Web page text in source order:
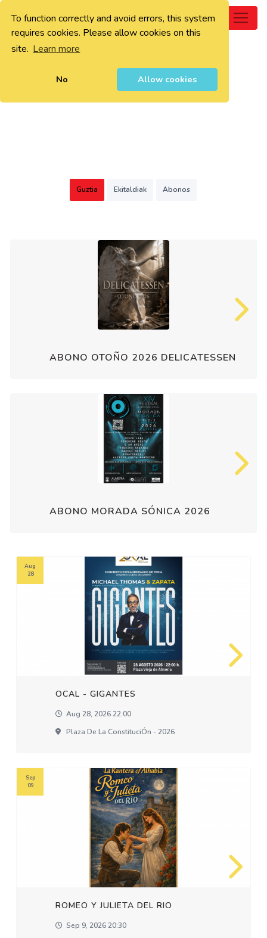
To function correctly and avoid errors, this system
requires cookies. Please allow cookies on this
site. Learn more
No Allow cookies
0
Guztia Ekitaldiak Abonos
ABONO OTOÑO 2026 DELICATESSEN
ABONO MORADA SÓNICA 2026
OCAL - GIGANTES
Aug 28, 2026 22:00
Plaza De La ConstituciÓn - 2026
Aug
28
ROMEO Y JULIETA DEL RIO
Sep 9, 2026 20:30
Sep
09